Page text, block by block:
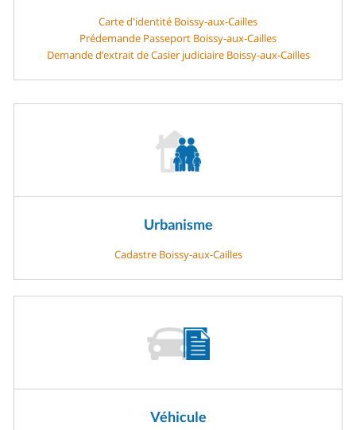
Carte d'identité Boissy-aux-Cailles
Prédemande Passeport Boissy-aux-Cailles
Demande d’extrait de Casier judiciaire Boissy-aux-Cailles
Urbanisme
Cadastre Boissy-aux-Cailles
Véhicule